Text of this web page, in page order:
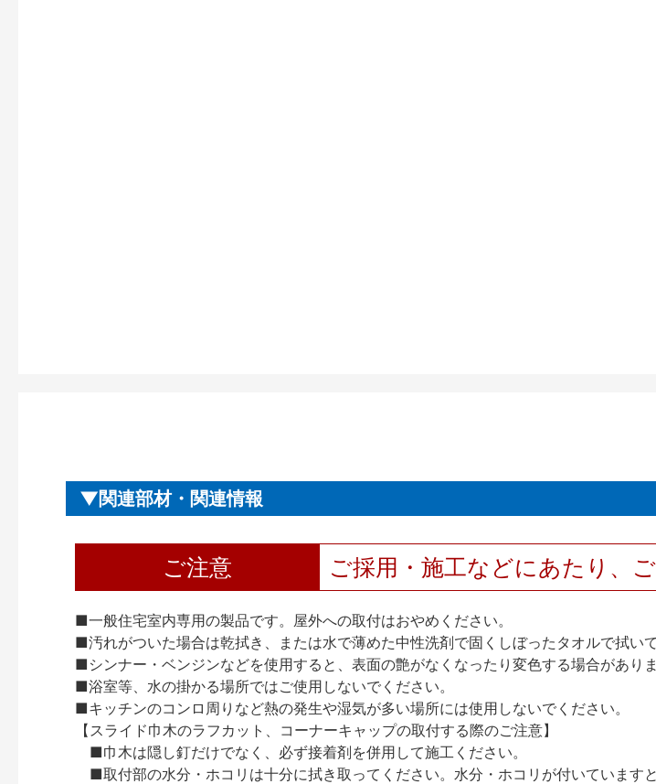
関連部材・関連情報
ご注意 ご採用・施工などにあたり、
■一般住宅室内専用の製品です。屋外への取付はおやめください。
■汚れがついた場合は乾拭き、または水で薄めた中性洗剤で固くしぼったタオルで拭いて
■シンナー・ベンジンなどを使用すると、表面の艶がなくなったり変色する場合があり
■浴室等、水の掛かる場所ではご使用しないでください。
■キッチンのコンロ周りなど熱の発生や湿気が多い場所には使用しないでください。
【スライド巾木のラフカット、コーナーキャップの取付する際のご注意】
■巾木は隠し釘だけでなく、必ず接着剤を併用して施工ください。
■取付部の水分・ホコリは十分に拭き取ってください。水分・ホコリが付いています